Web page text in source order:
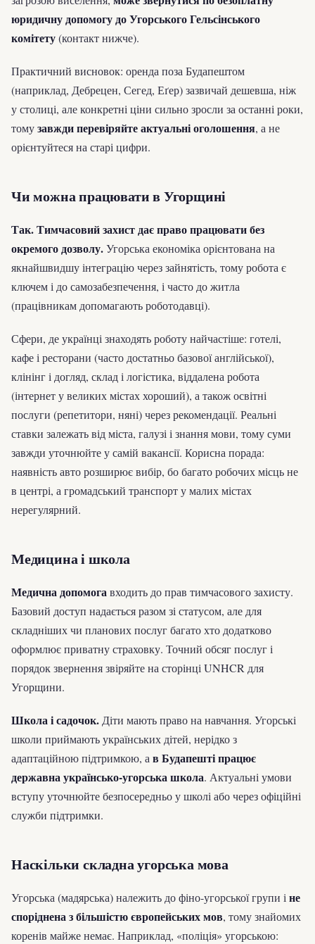
юридичну допомогу до Угорського Гельсінського
комітету(контакт нижче).
Практичний висновок: оренда поза Будапештом
(наприклад, Дебрецен, Сегед, Еґер) зазвичай дешевша, ніж
у столиці, але конкретні ціни сильно зросли за останні роки,
томузавжди перевіряйте актуальні оголошення, а не
орієнтуйтеся на старі цифри.
Чи можна працювати в Угорщині
Так. Тимчасовий захист дає право працювати без
окремого дозволу.Угорська економіка орієнтована на
якнайшвидшу інтеграцію через зайнятість, тому робота є
ключем і до самозабезпечення, і часто до житла
(працівникам допомагають роботодавці).
Сфери, де українці знаходять роботу найчастіше: готелі,
кафе і ресторани (часто достатньо базової англійської),
клінінг і догляд, склад і логістика, віддалена робота
(інтернет у великих містах хороший), а також освітні
послуги (репетитори, няні) через рекомендації. Реальні
ставки залежать від міста, галузі і знання мови, тому суми
завжди уточнюйте у самій вакансії. Корисна порада:
наявність авто розширює вибір, бо багато робочих місць не
в центрі, а громадський транспорт у малих містах
нерегулярний.
Медицина і школа
Медична допомогавходить до прав тимчасового захисту.
Базовий доступ надається разом зі статусом, але для
складніших чи планових послуг багато хто додатково
оформлює приватну страховку. Точний обсяг послуг і
порядок звернення звіряйте на сторінці UNHCR для
Угорщини.
Школа і садочок. Діти мають право на навчання. Угорські
школи приймають українських дітей, нерідко з
адаптаційною підтримкою, а в Будапешті працює
державна українсько-угорська школа. Актуальні умови
вступу уточнюйте безпосередньо у школі або через офіційні
служби підтримки.
Наскільки складна угорська мова
Угорська (мадярська) належить до фіно-угорської групи і не
споріднена з більшістю європейських мов, тому знайомих
коренів майже немає. Наприклад, «поліція» угорською: